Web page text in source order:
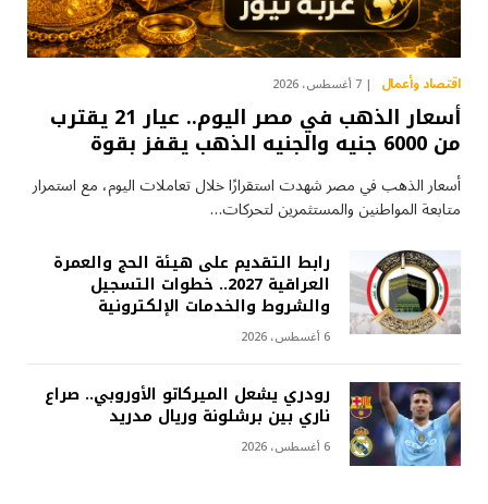
اقتصاد وأعمال 7 أغسطس، 2026
أسعار الذهب في مصر اليوم.. عيار 21 يقترب
من 6000 جنيه والجنيه الذهب يقفز بقوة
أسعار الذهب في مصر شهدت استقرارًا خلال تعاملات اليوم، مع استمرار
متابعة المواطنين والمستثمرين لتحركات…
رابط التقديم على هيئة الحج والعمرة
العراقية 2027.. خطوات التسجيل
والشروط والخدمات الإلكترونية
6 أغسطس، 2026
رودري يشعل الميركاتو الأوروبي.. صراع
ناري بين برشلونة وريال مدريد
6 أغسطس، 2026